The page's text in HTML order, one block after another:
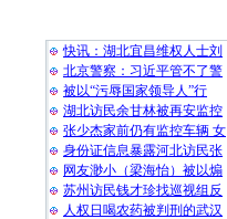
快讯：湖北宜昌维权人士刘
北京警察：习近平管不了警
被以“污辱国家领导人”行
湖北访民余甘林被再安监控
张少杰家前仍有监控车辆 女
身份证信息暴露河北访民张
网友渺小（梁海怡）被以煽
苏州访民钱才珍找巡视组反
人权日喝农药被判刑的武汉